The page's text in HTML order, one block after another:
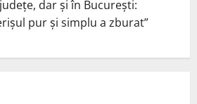
dar și în București:
pur și simplu a zburat”